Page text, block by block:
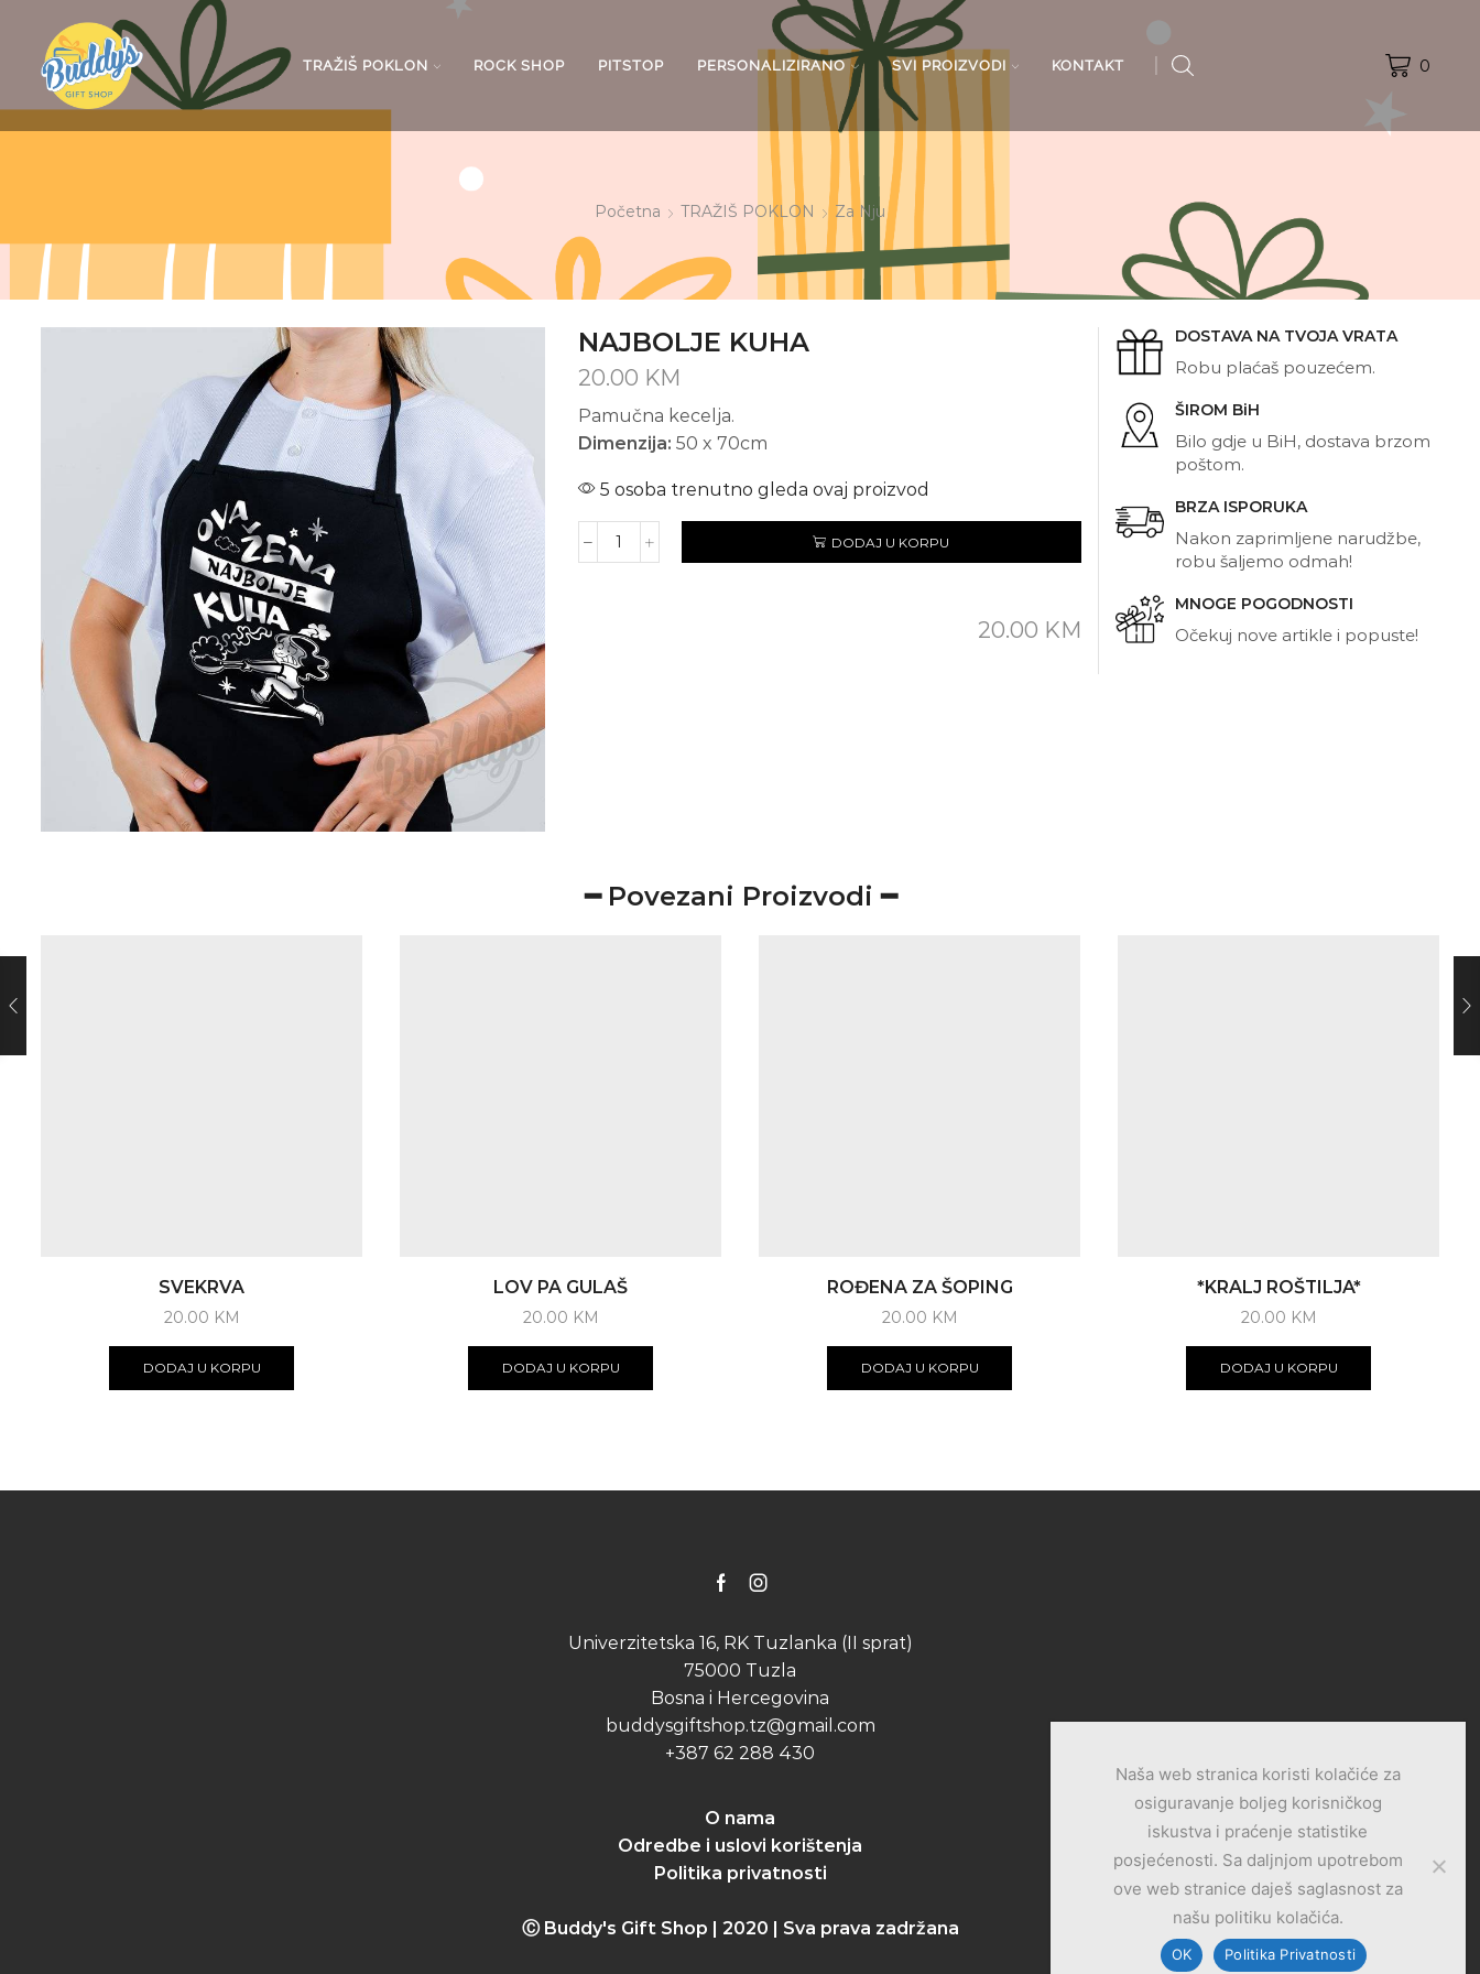
TRAŽIŠ POKLON ROCK SHOP PITSTOP PERSONALIZIRANO SVI PROIZVODI KONTAKT 0
Početna TRAŽIŠ POKLON Za Nju
NAJBOLJE KUHA
20.00 KM
Pamučna kecelja.
Dimenzija: 50 x 70cm
5 osoba trenutno gleda ovaj proizvod
NAJBOLJE
DODAJ U KORPU
20.00 KM
DOSTAVA NA TVOJA VRATA
Robu plaćaš pouzećem.
ŠIROM BiH
Bilo gdje u BiH, dostava brzom
poštom.
BRZA ISPORUKA
Nakon zaprimljene narudžbe,
robu šaljemo odmah!
MNOGE POGODNOSTI
Očekuj nove artikle i popuste!
━ Povezani Proizvodi ━
SVEKRVA
20.00 KM
DODAJ U KORPU
LOV PA GULAŠ
20.00 KM
DODAJ U KORPU
ROĐENA ZA ŠOPING
20.00 KM
DODAJ U KORPU
*KRALJ ROŠTILJA*
20.00 KM
DODAJ U KORPU
FacebookInstagram
Univerzitetska 16, RK Tuzlanka (II sprat)
75000 Tuzla
Bosna i Hercegovina
buddysgiftshop.tz@gmail.com
+387 62 288 430
O nama
Odredbe i uslovi korištenja
Politika privatnosti
Ⓒ Buddy's Gift Shop | 2020 | Sva prava zadržana
Naša web stranica koristi kolačiće za
osiguravanje boljeg korisničkog
iskustva i praćenje statistike
posjećenosti. Sa daljnjom upotrebom
ove web stranice daješ saglasnost za
našu politiku kolačića.
OK Politika Privatnosti